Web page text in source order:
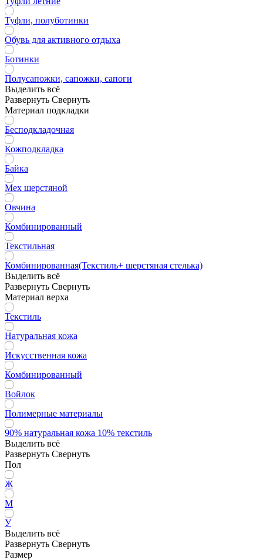
Туфли, полуботинки
Обувь для активного отдыха
Ботинки
Полусапожки, сапожки, сапоги
Выделить всё
Развернуть Свернуть
Материал подкладки
Бесподкладочная
Кожподкладка
Байка
Мех шерстяной
Овчина
Комбинированный
Текстильная
Комбинированная(Текстиль+ шерстяная стелька)
Выделить всё
Развернуть Свернуть
Материал верха
Текстиль
Натуральная кожа
Искусственная кожа
Комбинированный
Войлок
Полимерные материалы
90% натуральная кожа 10% текстиль
Выделить всё
Развернуть Свернуть
Пол
Ж
М
У
Выделить всё
Развернуть Свернуть
Размер